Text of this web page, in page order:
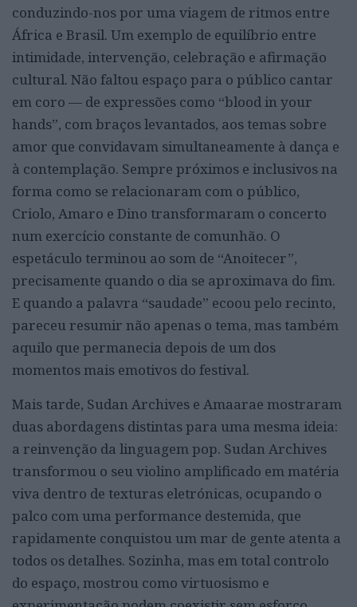
conduzindo-nos por uma viagem de ritmos entre
África e Brasil. Um exemplo de equilíbrio entre
intimidade, intervenção, celebração e afirmação
cultural. Não faltou espaço para o público cantar
em coro — de expressões como “blood in your
hands”, com braços levantados, aos temas sobre
amor que convidavam simultaneamente à dança e
à contemplação. Sempre próximos e inclusivos na
forma como se relacionaram com o público,
Criolo, Amaro e Dino transformaram o concerto
num exercício constante de comunhão. O
espetáculo terminou ao som de “Anoitecer”,
precisamente quando o dia se aproximava do fim.
E quando a palavra “saudade” ecoou pelo recinto,
pareceu resumir não apenas o tema, mas também
aquilo que permanecia depois de um dos
momentos mais emotivos do festival.
Mais tarde, Sudan Archives e Amaarae mostraram
duas abordagens distintas para uma mesma ideia:
a reinvenção da linguagem pop. Sudan Archives
transformou o seu violino amplificado em matéria
viva dentro de texturas eletrónicas, ocupando o
palco com uma performance destemida, que
rapidamente conquistou um mar de gente atenta a
todos os detalhes. Sozinha, mas em total controlo
do espaço, mostrou como virtuosismo e